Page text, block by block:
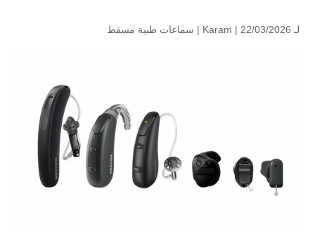
لـ Karam | 22/03/2026 | سماعات طبية مسقط